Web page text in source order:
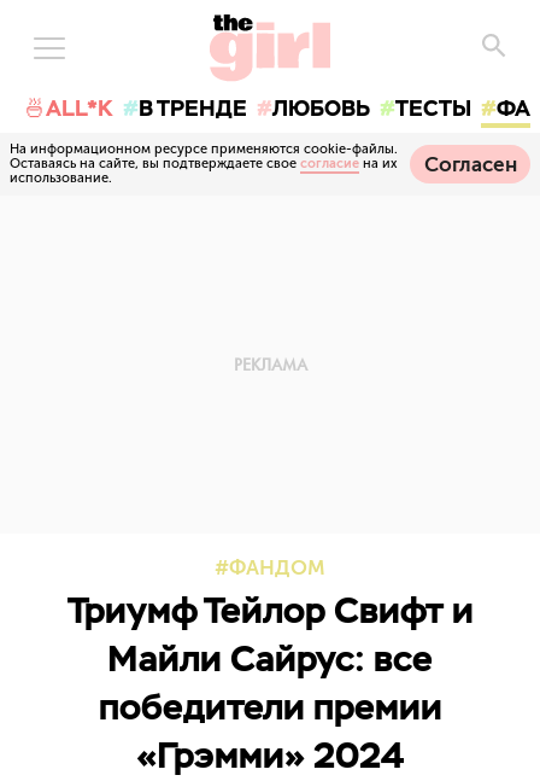
🍜ALL*K В ТРЕНДЕ ЛЮБОВЬ ТЕСТЫ
На информационном ресурсе применяются cookie-файлы.
Оставаясь на сайте, вы подтверждаете свое согласие на их
использование.
Согласен
ФАНДОМ
Триумф Тейлор Свифт и
Майли Сайрус: все
победители премии
«Грэмми» 2024